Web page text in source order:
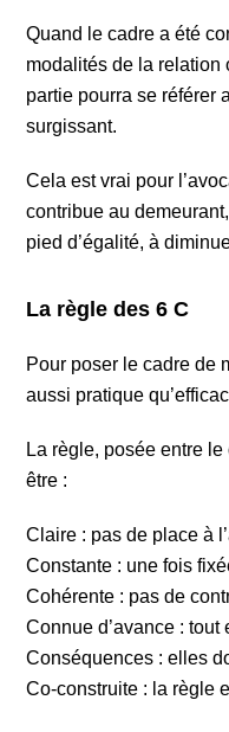
Quand le cadre a été
modalités de la relation
partie pourra se référer
surgissant.
Cela est vrai pour
contribue au
pied d’égalité, à
La règle des 6 C
Pour poser le cadre de
aussi pratique
La règle, posée entre le
être :
Claire : pas de place à
Constante : une fois
Cohérente : pas de
Connue d’avance :
Conséquences : elles
Co-construite : la règle